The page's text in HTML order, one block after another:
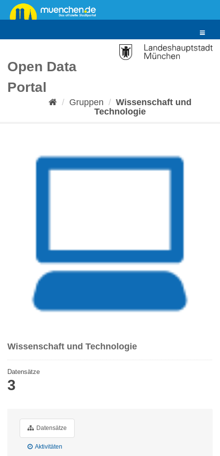
Überspringen
zum
Toggle
Open Data
Portal
Gruppen
Wissenschaft und
Technologie
Wissenschaft und Technologie
Datensätze
3
Datensätze
Aktivitäten